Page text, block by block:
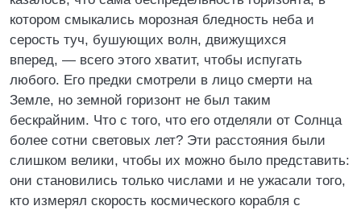
котором смыкались морозная бледность неба и
серость туч, бушующих волн, движущихся
вперед, — всего этого хватит, чтобы испугать
любого. Его предки смотрели в лицо смерти на
Земле, но земной горизонт не был таким
бескрайним. Что с того, что его отделяли от Солнца
более сотни световых лет? Эти расстояния были
слишком велики, чтобы их можно было представить:
они становились только числами и не ужасали того,
кто измерял скорость космического корабля с